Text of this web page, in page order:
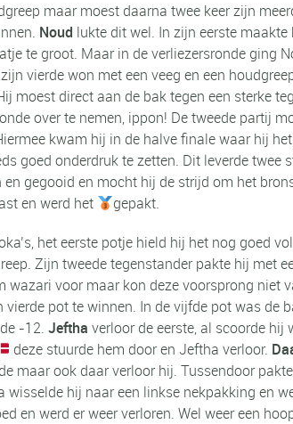
maar moest daarna twee keer zijn
Noud lukte dit wel. In zijn eerste
te groot. Maar in de verliezersronde ging
vierde won met een veeg en een
moest direct aan de bak tegen een sterke
over te nemen, ippon! De tweede partij
kwam hij in de halve finale waar hij
goed onderdruk te zetten. Dit leverde
gegooid en mocht hij de strijd om het
en werd het
gepakt.
het eerste potje hield hij het nog goed
Zijn tweede tegenstander pakte hij met
voor maar kon deze voorsprong niet
pot te winnen. In de vijfde pot was de
-12. Jeftha verloor de eerste, al scoorde
deze stuurde hem door en Jeftha verloor.
maar ook daar verloor hij. Tussendoor
hij naar een linkse nekpakking en
en werd er weer verloren. Wel weer een